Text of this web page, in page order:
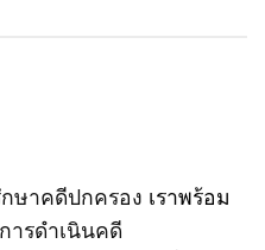
ษาคดีปกครอง เราพร้อม
การดำเนินคดี